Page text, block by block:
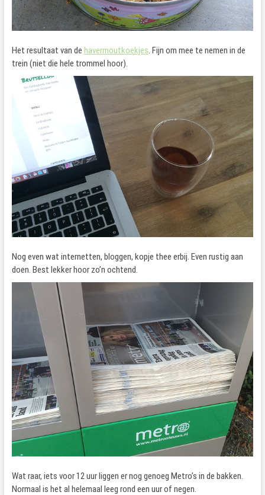
Het resultaat van de havermoutkoekjes. Fijn om mee te nemen in de
trein (niet die hele trommel hoor).
Nog even wat internetten, bloggen, kopje thee erbij. Even rustig aan
doen. Best lekker hoor zo’n ochtend.
Wat raar, iets voor 12 uur liggen er nog genoeg Metro’s in de bakken.
Normaal is het al helemaal leeg rond een uur of negen.